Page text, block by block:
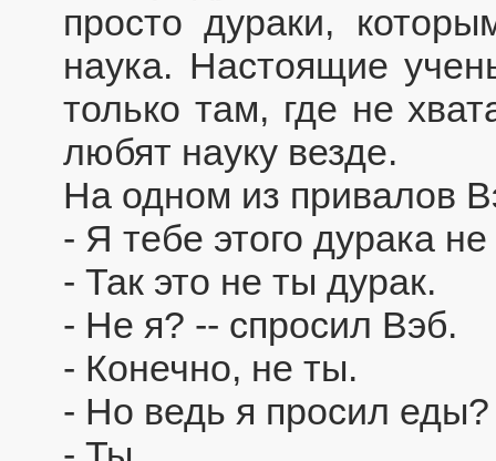
просто дураки,
наука. Настоящие
только там, где не
любят науку везде.
На одном из привалов
- Я тебе этого дурака
- Так это не ты дурак.
- Не я? -- спросил Вэб.
- Конечно, не ты.
- Но ведь я просил еды?